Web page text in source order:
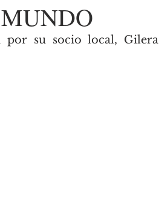
por su socio local, Gilera